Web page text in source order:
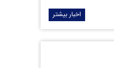
اخبار بیشتر